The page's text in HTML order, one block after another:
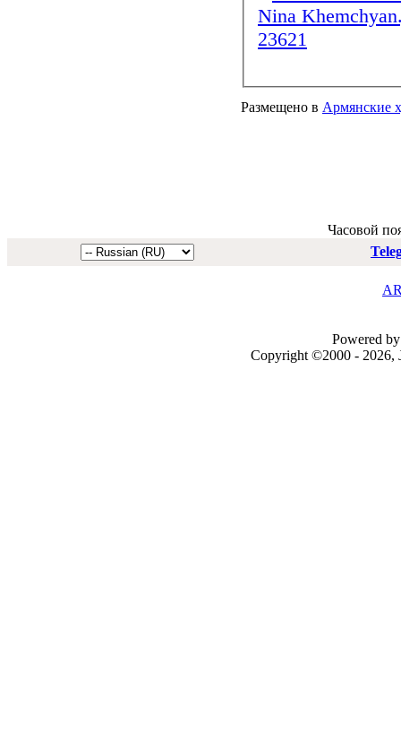
Размещено в Армянские
Часовой
Powered
Copyright ©2000 - 2026,